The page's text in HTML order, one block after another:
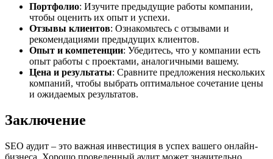
Портфолио: Изучите предыдущие работы компании,
чтобы оценить их опыт и успехи.
Отзывы клиентов: Ознакомьтесь с отзывами и
рекомендациями предыдущих клиентов.
Опыт и компетенции: Убедитесь, что у компании есть
опыт работы с проектами, аналогичными вашему.
Цена и результаты: Сравните предложения нескольких
компаний, чтобы выбрать оптимальное сочетание цены
и ожидаемых результатов.
Заключение
SEO аудит – это важная инвестиция в успех вашего онлайн-
бизнеса. Хорошо проведенный аудит может значительно